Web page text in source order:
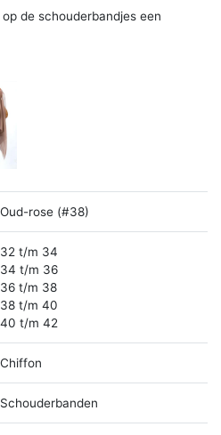
de schouderbandjes een
Oud-rose (#38)
32 t/m 34
34 t/m 36
36 t/m 38
38 t/m 40
40 t/m 42
Chiffon
Schouderbanden